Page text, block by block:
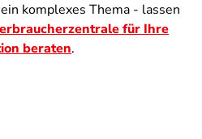
komplexes Thema - lassen
für Ihre
beraten.